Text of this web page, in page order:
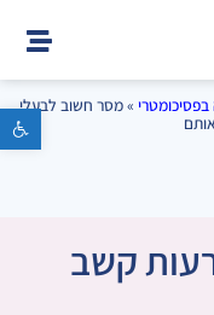
פתח סרגל נגישות
»מסר חשוב לבעלי
קשב